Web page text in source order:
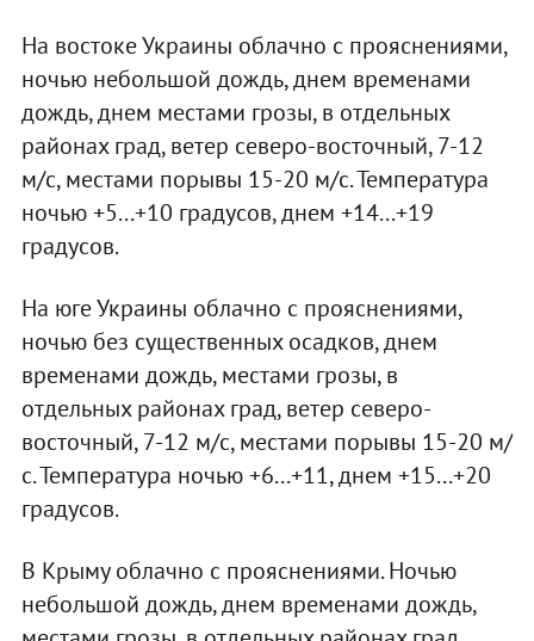
На востоке Украины облачно с прояснениями,
ночью небольшой дождь, днем временами
дождь, днем местами грозы, в отдельных
районах град, ветер северо-восточный, 7-12
м/с, местами порывы 15-20 м/с. Температура
ночью +5...+10 градусов, днем +14...+19
градусов.
На юге Украины облачно с прояснениями,
ночью без существенных осадков, днем
временами дождь, местами грозы, в
отдельных районах град, ветер северо-
восточный, 7-12 м/с, местами порывы 15-20 м/
с. Температура ночью +6...+11, днем +15...+20
градусов.
В Крыму облачно с прояснениями. Ночью
небольшой дождь, днем временами дождь,